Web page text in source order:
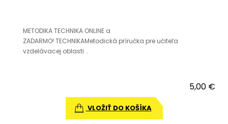
METODIKA TECHNIKA ONLINE a
ZADARMO! TECHNIKAMetodická príručka pre učiteľa
vzdelávacej oblasti ..
5,00 €
VLOŽIŤ DO KOŠÍKA